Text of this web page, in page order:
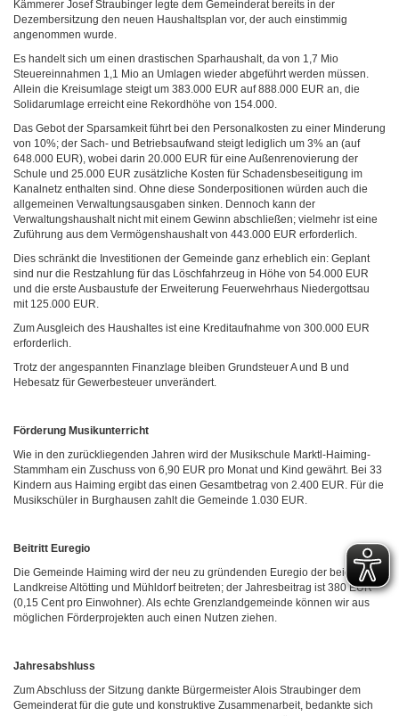
Kämmerer Josef Straubinger legte dem Gemeinderat bereits in der
Dezembersitzung den neuen Haushaltsplan vor, der auch einstimmig
angenommen wurde.
Es handelt sich um einen drastischen Sparhaushalt, da von 1,7 Mio
Steuereinnahmen 1,1 Mio an Umlagen wieder abgeführt werden müssen.
Allein die Kreisumlage steigt um 383.000 EUR auf 888.000 EUR an, die
Solidarumlage erreicht eine Rekordhöhe von 154.000.
Das Gebot der Sparsamkeit führt bei den Personalkosten zu einer Minderung
von 10%; der Sach- und Betriebsaufwand steigt lediglich um 3% an (auf
648.000 EUR), wobei darin 20.000 EUR für eine Außenrenovierung der
Schule und 25.000 EUR zusätzliche Kosten für Schadensbeseitigung im
Kanalnetz enthalten sind. Ohne diese Sonderpositionen würden auch die
allgemeinen Verwaltungsausgaben sinken. Dennoch kann der
Verwaltungshaushalt nicht mit einem Gewinn abschließen; vielmehr ist eine
Zuführung aus dem Vermögenshaushalt von 443.000 EUR erforderlich.
Dies schränkt die Investitionen der Gemeinde ganz erheblich ein: Geplant
sind nur die Restzahlung für das Löschfahrzeug in Höhe von 54.000 EUR
und die erste Ausbaustufe der Erweiterung Feuerwehrhaus Niedergottsau
mit 125.000 EUR.
Zum Ausgleich des Haushaltes ist eine Kreditaufnahme von 300.000 EUR
erforderlich.
Trotz der angespannten Finanzlage bleiben Grundsteuer A und B und
Hebesatz für Gewerbesteuer unverändert.
Förderung Musikunterricht
Wie in den zurückliegenden Jahren wird der Musikschule Marktl-Haiming-
Stammham ein Zuschuss von 6,90 EUR pro Monat und Kind gewährt. Bei 33
Kindern aus Haiming ergibt das einen Gesamtbetrag von 2.400 EUR. Für die
Musikschüler in Burghausen zahlt die Gemeinde 1.030 EUR.
Beitritt Euregio
Die Gemeinde Haiming wird der neu zu gründenden Euregio der beiden
Landkreise Altötting und Mühldorf beitreten; der Jahresbeitrag ist 380 EUR
(0,15 Cent pro Einwohner). Als echte Grenzlandgemeinde können wir aus
möglichen Förderprojekten auch einen Nutzen ziehen.
Jahresabshluss
Zum Abschluss der Sitzung dankte Bürgermeister Alois Straubinger dem
Gemeinderat für die gute und konstruktive Zusammenarbeit, bedankte sich